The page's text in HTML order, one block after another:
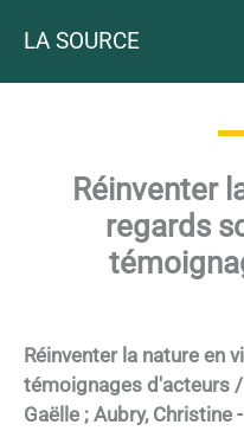
LA SOURCE
Réinventer
regards
Réinventer la nature en
témoignages d'acteurs
Gaëlle ; Aubry, Christine